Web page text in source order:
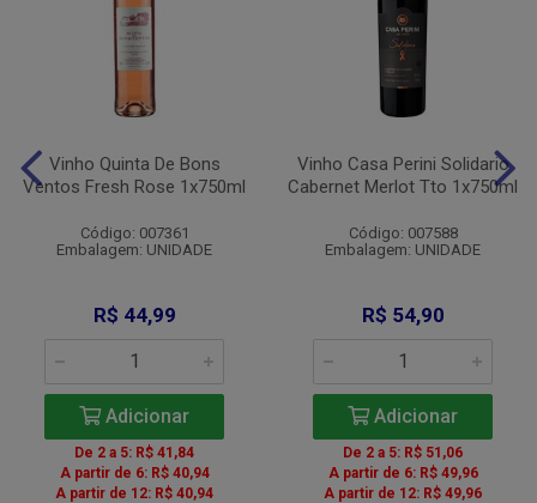
Vinho Quinta De Bons
Ventos Fresh Rose 1x750ml
Código: 007361
Embalagem: UNIDADE
R$ 44,99
Adicionar
De 2 a 5: R$ 41,84
A partir de 6: R$ 40,94
A partir de 12: R$ 40,94
Vinho Casa Perini Solidario
Cabernet Merlot Tto 1x750ml
Código: 007588
Embalagem: UNIDADE
R$ 54,90
Adicionar
De 2 a 5: R$ 51,06
A partir de 6: R$ 49,96
A partir de 12: R$ 49,96